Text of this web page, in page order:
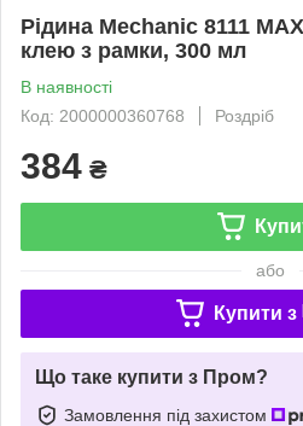
Рідина Mechanic 8111
клею з рамки, 300 мл
В наявності
Код: 2000000360768
Роздріб
384 ₴
або
Купити з
Що таке купити з Пром?
Замовлення під захистом